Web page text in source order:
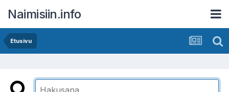
Naimisiin.info
Etusivu